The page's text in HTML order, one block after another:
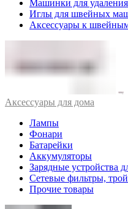
Машинки для
Иглы для швейных
Аксессуары к
Аксессуары для дома
Лампы
Фонари
Батарейки
Аккумуляторы
Зарядные устройства
Сетевые фильтры,
Прочие товары